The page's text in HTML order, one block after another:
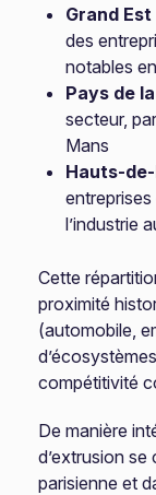
Grand Est
des
notables
Pays de
secteur,
Mans
Hauts-
l’industrie
Cette
proximité
(automobile,
compétitivité
De manière
d’extrusion
parisienne et